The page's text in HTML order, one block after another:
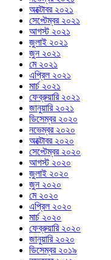
অক্টোবর ২০২১
সেপ্টেম্বর ২০২১
আগস্ট ২০২১
জুলাই ২০২১
জুন ২০২১
মে ২০২১
এপ্রিল ২০২১
মার্চ ২০২১
ফেব্রুয়ারি ২০২১
জানুয়ারি ২০২১
ডিসেম্বর ২০২০
নভেম্বর ২০২০
অক্টোবর ২০২০
সেপ্টেম্বর ২০২০
আগস্ট ২০২০
জুলাই ২০২০
জুন ২০২০
মে ২০২০
এপ্রিল ২০২০
মার্চ ২০২০
ফেব্রুয়ারি ২০২০
জানুয়ারি ২০২০
ডিসেম্বর ২০১৯